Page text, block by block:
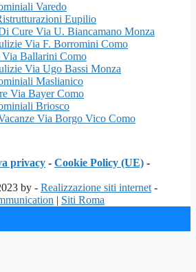
Varedo
Eupilio
Cure Via U. Biancamano Monza
Via F. Borromini Como
Ballarini Como
Via Ugo Bassi Monza
Maslianico
Via Bayer Como
Briosco
Via Borgo Vico Como
privacy - Cookie Policy (UE) -
by - Realizzazione siti internet -
| Siti Roma